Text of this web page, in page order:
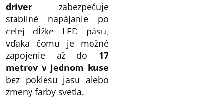
driver zabezpečuje
stabilné napájanie po
celej dĺžke LED pásu,
vďaka čomu je možné
zapojenie až do 17
metrov v jednom kuse
bez poklesu jasu alebo
zmeny farby svetla.